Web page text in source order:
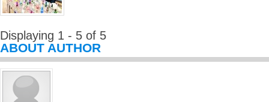
Displaying 1 - 5 of 5
ABOUT AUTHOR